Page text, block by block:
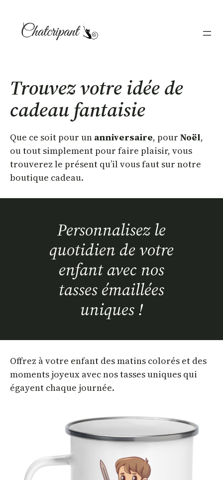
contenu
Trouvez votre idée de
cadeau fantaisie
Que ce soit pour un anniversaire, pour Noël,
ou tout simplement pour faire plaisir, vous
trouverez le présent qu’il vous faut sur notre
boutique cadeau.
Personnalisez le
quotidien de votre
enfant avec nos
tasses émaillées
uniques !
Offrez à votre enfant des matins colorés et des
moments joyeux avec nos tasses uniques qui
égayent chaque journée.